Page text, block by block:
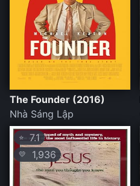
The Founder (2016)
Nhà Sáng Lập
⭐ 7.1
💛 1,936